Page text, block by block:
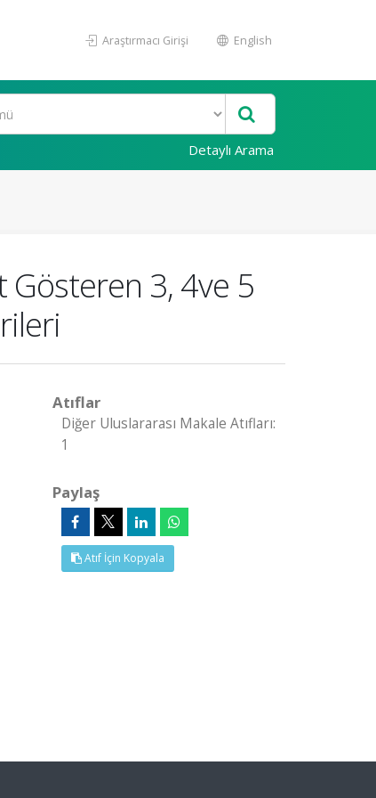
Araştırmacı Girişi English
Detaylı Arama
Gösteren 3, 4ve 5
Atıflar
Diğer Uluslararası Makale Atıfları:
1
Paylaş
Atıf İçin Kopyala